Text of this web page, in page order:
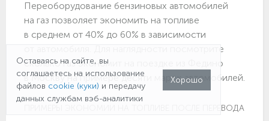
Переоборудование бензиновых автомобилей
на газ позволяет экономить на топливе
в среднем от 40% до 60% в зависимости
от автомобиля. Для наглядности посмотрите
сколько газ экономит на поездке из Федино
в Москву на примере десяти марок автомобилей.
ПРИМЕРЫ ЭКОНОМИИ НА ТОПЛИВЕ ПОСЛЕ ПЕРЕВОДА НА
Оставаясь на сайте, вы
соглашаетесь на использование
файлов cookie (куки) и передачу
данных службам вэб-аналитики
Хорошо